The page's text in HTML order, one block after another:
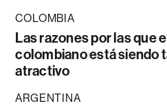
COLOMBIA
Las razones por las que
colombiano está siendo
atractivo
ARGENTINA